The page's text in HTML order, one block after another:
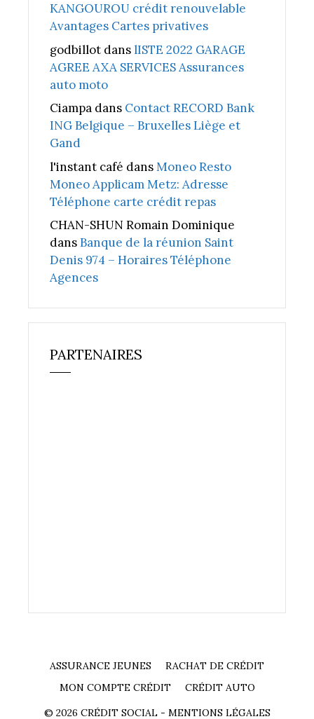
KANGOUROU crédit renouvelable
Avantages Cartes privatives
godbillot danslISTE 2022 GARAGE
AGREE AXA SERVICES Assurances
auto moto
Ciampa dans Contact RECORD Bank
ING Belgique – Bruxelles Liège et
Gand
l'instant café dansMoneo Resto
Moneo Applicam Metz: Adresse
Téléphone carte crédit repas
CHAN-SHUN Romain Dominique
dansBanque de la réunion Saint
Denis 974 – Horaires Téléphone
Agences
PARTENAIRES
ASSURANCE JEUNES
RACHAT DE CRÉDIT
MON COMPTE CRÉDIT
CRÉDIT AUTO
© 2026 CRÉDIT SOCIAL - MENTIONS LÉGALES